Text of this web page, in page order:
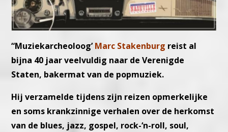
“Muziekarcheoloog’Marc Stakenburg reist al
bijna 40 jaar veelvuldig naar de Verenigde
Staten, bakermat van de popmuziek.
Hij verzamelde tijdens zijn reizen opmerkelijke
en soms krankzinnige verhalen over de herkomst
van de blues, jazz, gospel, rock-‘n-roll, soul,